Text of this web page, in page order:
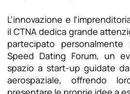
L’innovazione e
il CTNA dedica grande
partecipato personalmente
Speed Dating Forum, un
spazio a start-up guidate
aerospaziale, offrendo